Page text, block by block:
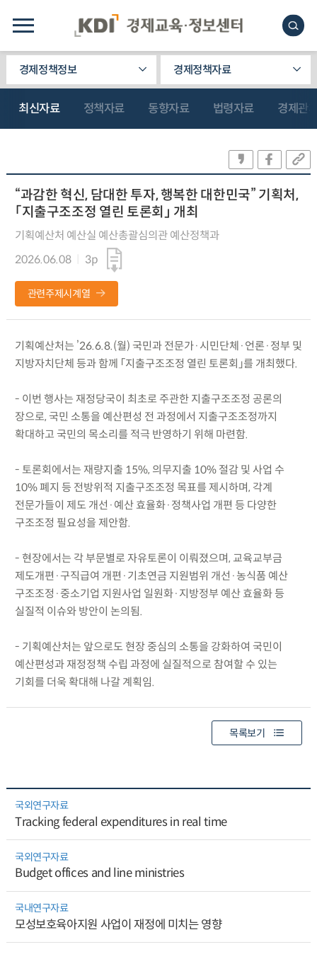
경제정책정보 경제정책자료
최신자료 정책자료 동향자료 법령자료 경제관
“과감한 혁신, 담대한 투자, 행복한 대한민국” 기획처,
「지출구조조정 열린 토론회」 개최
기획예산처 예산실 예산총괄심의관 예산정책과
2026.06.08
3p
관련주제시계열
기획예산처는 ’26.6.8.(월) 국민과 전문가·시민단체·언론·정부 및
지방자치단체 등과 함께 「지출구조조정 열린 토론회」를 개최했다.
- 이번 행사는 재정당국이 최초로 주관한 지출구조조정 공론의
장으로, 국민 소통을 예산편성 전 과정에서 지출구조조정까지
확대하고 국민의 목소리를 적극 반영하기 위해 마련함.
- 토론회에서는 재량지출 15%, 의무지출 10% 절감 및 사업 수
10% 폐지 등 전방위적 지출구조조정 목표를 제시하며, 각계
전문가들이 제도 개선·예산 효율화·정책사업 개편 등 다양한
구조조정 필요성을 제안함.
- 현장에서는 각 부문별로 자유토론이 이뤄졌으며, 교육교부금
제도개편·구직급여 개편·기초연금 지원범위 개선·농식품 예산
구조조정·중소기업 지원사업 일원화·지방정부 예산 효율화 등
실질적 이슈와 방안이 논의됨.
- 기획예산처는 앞으로도 현장 중심의 소통을 강화하여 국민이
예산편성과 재정정책 수립 과정에 실질적으로 참여할 수 있는
기회를 더욱 확대해 나갈 계획임.
목록보기
국외연구자료
Tracking federal expenditures in real time
국외연구자료
Budget offices and line ministries
국내연구자료
모성보호육아지원 사업이 재정에 미치는 영향